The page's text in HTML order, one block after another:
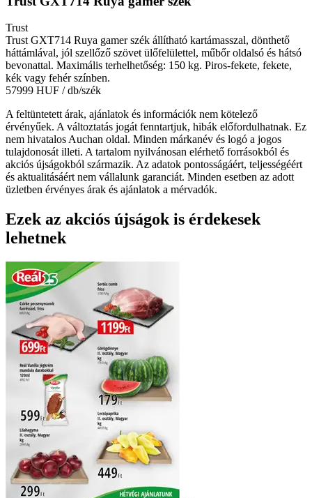
Trust
Trust GXT714 Ruya gamer szék állítható kartámasszal, dönthető
háttámlával, jól szellőző szövet ülőfelülettel, műbőr oldalsó és hátsó
bevonattal. Maximális terhelhetőség: 150 kg. Piros-fekete, fekete,
kék vagy fehér színben.
57999 HUF / db/szék
A feltüntetett árak, ajánlatok és információk nem kötelező
érvényűek. A változtatás jogát fenntartjuk, hibák előfordulhatnak. Ez
nem hivatalos Auchan oldal. Minden márkanév és logó a jogos
tulajdonosát illeti. A tartalom nyilvánosan elérhető forrásokból és
akciós újságokból származik. Az adatok pontosságáért, teljességéért
és aktualitásáért nem vállalunk garanciát. Minden esetben az adott
üzletben érvényes árak és ajánlatok a mérvadók.
Ezek az akciós újságok is érdekesek
lehetnek